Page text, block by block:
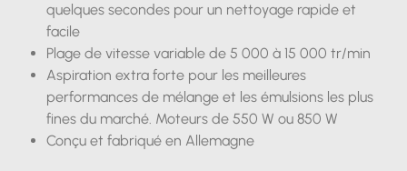
quelques secondes pour un nettoyage rapide et
facile
Plage de vitesse variable de 5 000 à 15 000 tr/min
Aspiration extra forte pour les meilleures
performances de mélange et les émulsions les plus
fines du marché. Moteurs de 550 W ou 850 W
Conçu et fabriqué en Allemagne